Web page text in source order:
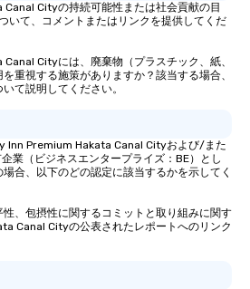
Cityの持続可能性または社会貢献の目
いて、コメントまたはリンクを提供してくだ
Cityには、廃棄物（プラスチック、紙、
重視する施策がありますか？該当する場合、
て説明してください。
Inn Premium Hakata Canal Cityおよび/また
業（ビジネスエンタープライズ：BE）とし
合、以下のどの認定に該当するかを示してく
、包摂性に関するコミットと取り組みに関す
Canal Cityの公表されたレポートへのリンク